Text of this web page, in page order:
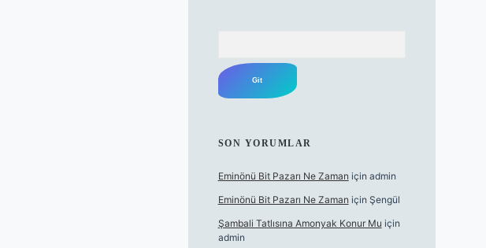
SON YORUMLAR
Eminönü Bit Pazarı Ne Zaman için admin
Eminönü Bit Pazarı Ne Zaman için Şengül
Şambali Tatlısına Amonyak Konur Mu için
admin